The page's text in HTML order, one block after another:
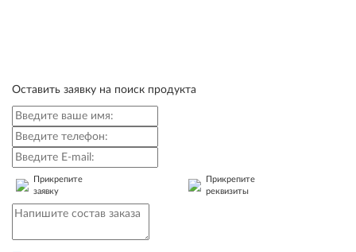
Оставить заявку на поиск продукта
Прикрепите
заявку
Прикрепите
реквизиты